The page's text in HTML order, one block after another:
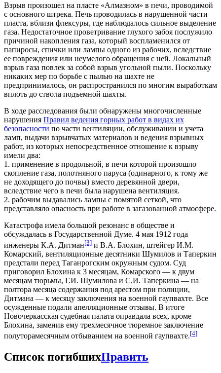
Взрыв произошел на пласте «Алмазном» в печи, проводимой
с основного штрека. Печь проводилась в нарушенной части
пласта, вблизи флексуры, где наблюдалось сильное выделение
газа. Недостаточное проветривание глухого забоя послужило
причиной накопления газа, который воспламенился от
папиросы, спички или лампы одного из рабочих, вследствие
ее повреждения или неумелого обращения с ней. Локальный
взрыв газа повлек за собой взрыв угольной пыли. Поскольку
никаких мер по борьбе с пылью на шахте не
предпринималось, он распространился по многим выработкам
вплоть до ствола подъемной шахты.
В ходе расследования были обнаружены многочисленные
нарушения Правил ведения горных работ в видах их
безопасности по части вентиляции, обслуживании и учета
ламп, выдачи взрывчатых материалов и ведения взрывных
работ, из которых непосредственное отношение к взрыву
имели два:
1. применение в продольной, в печи которой произошло
скопление газа, полотняного паруса (одинарного, к тому же
не доходящего до почвы) вместо деревянной двери,
вследствие чего в печи была нарушена вентиляция.
2. рабочим выдавались лампы с помятой сеткой, что
представляло опасность при работе в загазованной атмосфере.
Катастрофа имела большой резонанс в обществе и
обсуждалась в Государственной Думе. 4 мая 1912 года
инженеры К.А. Дитман[3] и В.А. Блохин, штейгер И.М.
Комарский, вентиляционные десятники Шумилов и Таперкин
предстали перед Таганрогским окружным судом. Суд
приговорил Блохина к 3 месяцам, Комарского — к двум
месяцам тюрьмы, Г.И. Шумилова и С.И. Таперкина — на
полтора месяца содержания под арестом при полиции,
Дитмана — к месяцу заключения на военной гаупвахте. Все
осужденные подали апелляционные отзывы. В итоге
Новочеркасская судебная палата оправдала всех, кроме
Блохина, заменив ему трехмесячное тюремное заключение
полуторамесячным отбыванием на военной гаупвахте.[4]
Список погибшихПравить